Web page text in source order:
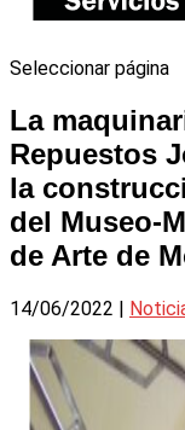
Seleccionar página
La
Repuestos
la
del Museo-
de Arte de
14/06/2022 |